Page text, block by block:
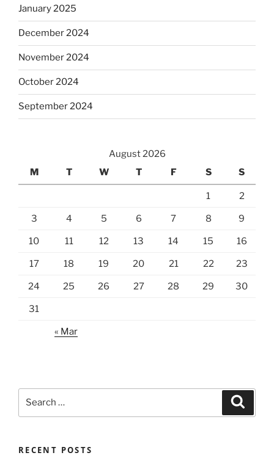
January 2025
December 2024
November 2024
October 2024
September 2024
August 2026
M
T W T F S S
1 2
3 4 5 6 7 8 9
10 11 12 13 14 15 16
17 18 19 20 21 22 23
24 25 26 27 28 29 30
31
« Mar
RECENT POSTS